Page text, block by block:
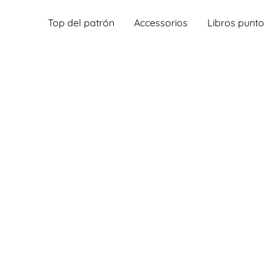
Top del patrón Accessorios Libros punto